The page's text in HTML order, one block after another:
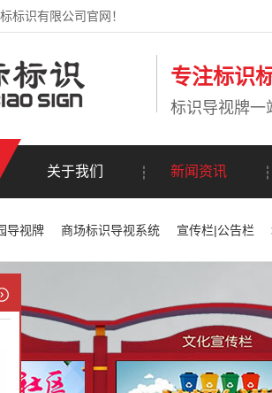
标识有限公司官网！
专注标识
标识导视牌一
关于我们 新闻资讯
导视牌 商场标识导视系统 宣传栏|公告栏